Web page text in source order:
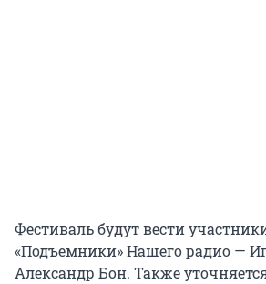
Фестиваль будут вести
«Подъемники» Нашего радио —
Александр Бон. Также